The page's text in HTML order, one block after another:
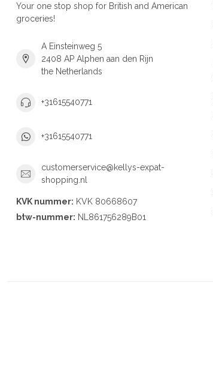
Your one stop shop for British and American
groceries!
A Einsteinweg 5
2408 AP Alphen aan den Rijn
the Netherlands
+31615540771
+31615540771
customerservice@kellys-expat-
shopping.nl
KVK nummer: KVK 80668607
btw-nummer: NL861756289B01